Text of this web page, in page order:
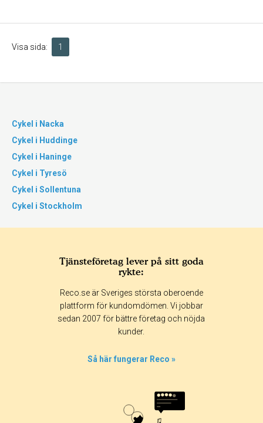
Visa sida: 1
Cykel i Nacka
Cykel i Huddinge
Cykel i Haninge
Cykel i Tyresö
Cykel i Sollentuna
Cykel i Stockholm
Tjänsteföretag lever på sitt goda
rykte:
Reco.se är Sveriges största oberoende
plattform för kundomdömen. Vi jobbar
sedan 2007 för bättre företag och nöjda
kunder.
Så här fungerar Reco »